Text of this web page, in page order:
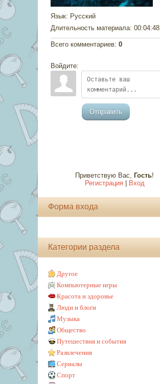
Язык: Русский
Длительность материала: 00:04:48
Всего комментариев: 0
Войдите:
Отправить
Приветствую Вас Гость!
Регистрация| Вход
Форма входа
Категории раздела
Другое
Компьютерные игры
Красота и здоровье
Люди и блоги
Музыка
Общество
Путешествия и события
Развлечения
Сериалы
Спорт